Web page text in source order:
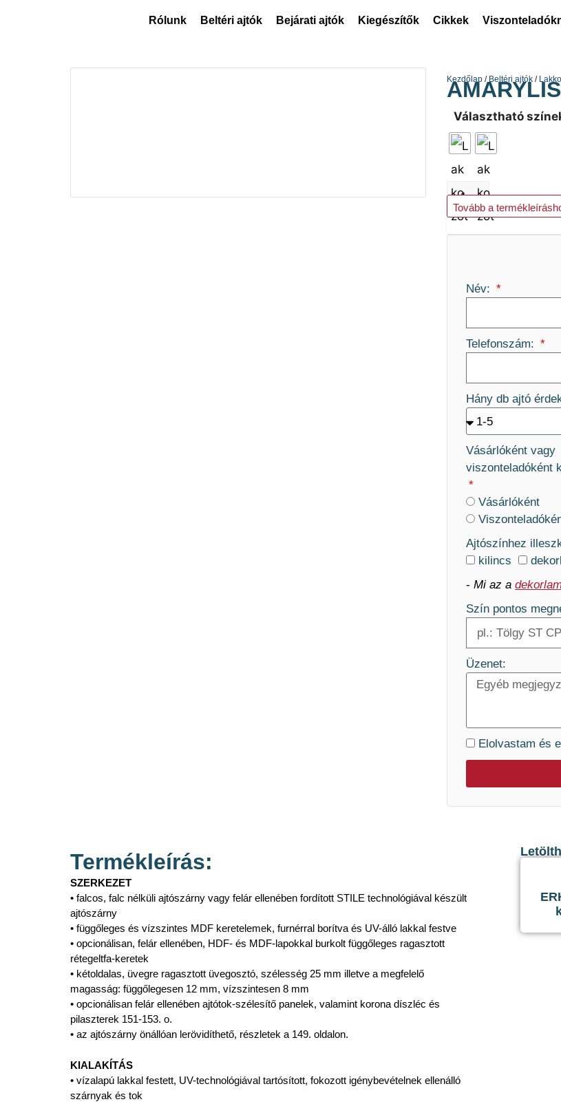
Rólunk Beltéri ajtók Bejárati ajtók Kiegészítők Cikkek
Kezdőlap / Beltéri ajtók /
Választható
Kosárba
Tovább a
Név:
Telefonszám:
Hány db ajtó
Vásárlóként vagy
viszonteladóként
Vásárlóként
Ajtószínhez
kilincs
-Mi az a
Szín pontos
Üzenet:
Elolvastam és
Termékleírás:
SZERKEZET
• falcos, falc nélküli ajtószárny vagy felár ellenében fordított STILE technológiával készült
ajtószárny
• függőleges és vízszintes MDF keretelemek, furnérral borítva és UV-álló lakkal festve
• opcionálisan, felár ellenében, HDF- és MDF-lapokkal burkolt függőleges ragasztott
rétegeltfa-keretek
• kétoldalas, üvegre ragasztott üvegosztó, szélesség 25 mm illetve a megfelelő
magasság: függőlegesen 12 mm, vízszintesen 8 mm
• opcionálisan felár ellenében ajtótok-szélesítő panelek, valamint korona díszléc és
pilaszterek 151-153. o.
• az ajtószárny önállóan lerövidíthető, részletek a 149. oldalon.
KIALAKÍTÁS
• vízalapú lakkal festett, UV-technológiával tartósított, fokozott igénybevételnek ellenálló
szárnyak és tok